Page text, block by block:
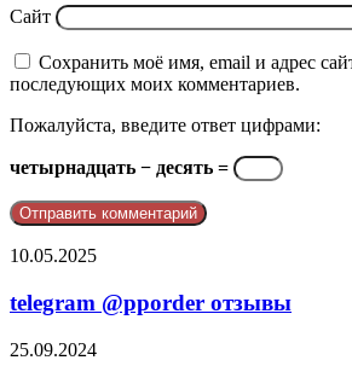
Сайт
Сохранить моё имя, email и адрес
последующих моих комментариев.
Пожалуйста, введите ответ цифрами:
четырнадцать − десять =
telegram
отзывы
10.05.2025
telegram @pporder отзывы
Почему
25.09.2024